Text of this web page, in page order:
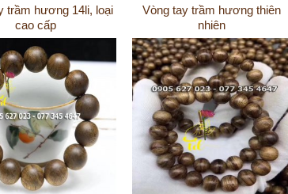
trầm hương 14li, loại
cao cấp
Vòng tay trầm hương thiên
nhiên